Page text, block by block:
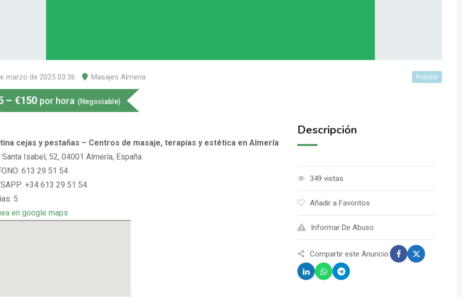
marzo de 2025 03:36 Masajes Almería Popular
– €150 por hora (Negociable)
cejas y pestañas – Centros de masaje, terapias y estética en Almería
Santa Isabel, 52, 04001 Almería, España
613 29 51 54
+34 613 29 51 54
5
en google maps
Descripción
349 vistas
Añadir a Favoritos
Informar De Abuso
Compartir este Anuncio: